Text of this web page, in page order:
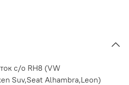
с/о RH8 (VW
Suv,Seat Alhambra,Leon)